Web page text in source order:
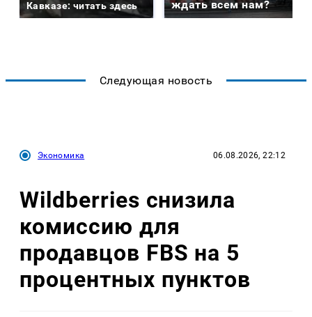
Кавказе: читать здесь
ждать всем нам?
Следующая новость
Экономика 06.08.2026, 22:12
Wildberries снизила
комиссию для
продавцов FBS на 5
процентных пунктов